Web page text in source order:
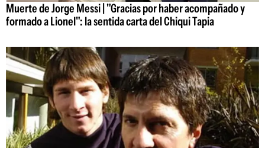
Muerte de Jorge Messi | "Gracias por haber acompañado y
formado a Lionel": la sentida carta del Chiqui Tapia